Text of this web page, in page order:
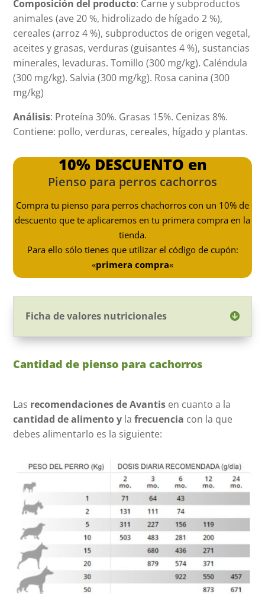
Composición del producto: Carne y subproductos
animales (ave 20 %, hidrolizado de hígado 2 %),
cereales (arroz 4 %), subproductos de origen vegetal,
aceites y grasas, verduras (guisantes 4 %), sustancias
minerales, levaduras. Tomillo (300 mg/kg). Caléndula
(300 mg/kg). Salvia (300 mg/kg). Rosa canina (300
mg/kg)
Análisis: Proteína 30%. Grasas 15%. Cenizas 8%.
Contiene: pollo, verduras, cereales, hígado y plantas.
10% DESCUENTO en
Pienso para perros cachorros
Compra tu pienso para perros chachorros con un 10% de
descuento que te aplicaremos en tu primera compra en la
tienda.
Para ello sólo tienes que utilizar el código de cupón:
«primera compra«
Ficha de valores nutricionales
Cantidad de pienso para cachorros
Las recomendaciones de Avantis en cuanto a la
cantidad de alimento y lafrecuencia con la que
debes alimentarlo es la siguiente: